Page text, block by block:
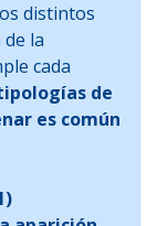
distintos
la
cada
de
es común